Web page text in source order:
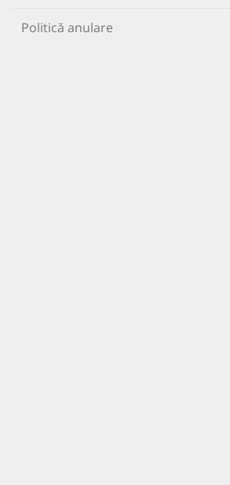
Politică anulare